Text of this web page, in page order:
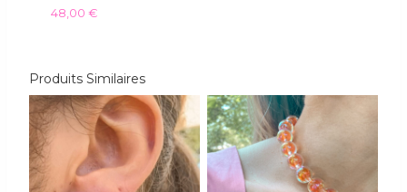
48,00 €
Produits Similaires